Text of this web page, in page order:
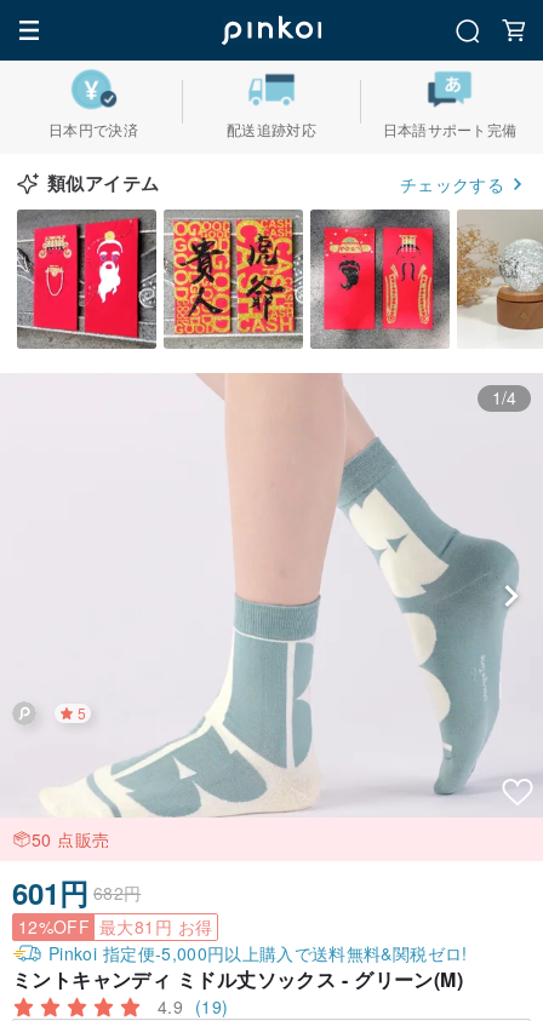
日本円で決済 配送追跡対応 日本語サポート完備
類似アイテム チェックする
1/4
5
50 点販売
601円 682円
12%OFF 最大81円 お得
Pinkoi 指定便-5,000円以上購入で送料無料&関税ゼロ!
ミントキャンディ ミドル丈ソックス - グリーン(M)
4.9 (19)